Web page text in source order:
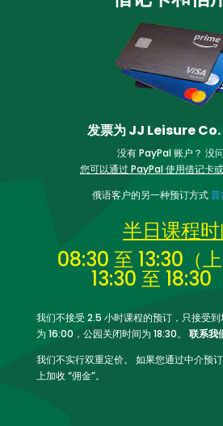
发票为 JJ Leisure Co.
没有 PayPal 账户？ 没
您可以通过 PayPal 使用借记卡或
俄语客户的另一种预订方式
半日课程
08:30 至 13:30（
13:30 至 18:30
我们不接受 2.5 小时课程的预订，只接受
为 16:00，公园关闭时间为 18:30。 联系我
我们不实行双重定价。 如果您通过中介预
上加收 “佣金”。